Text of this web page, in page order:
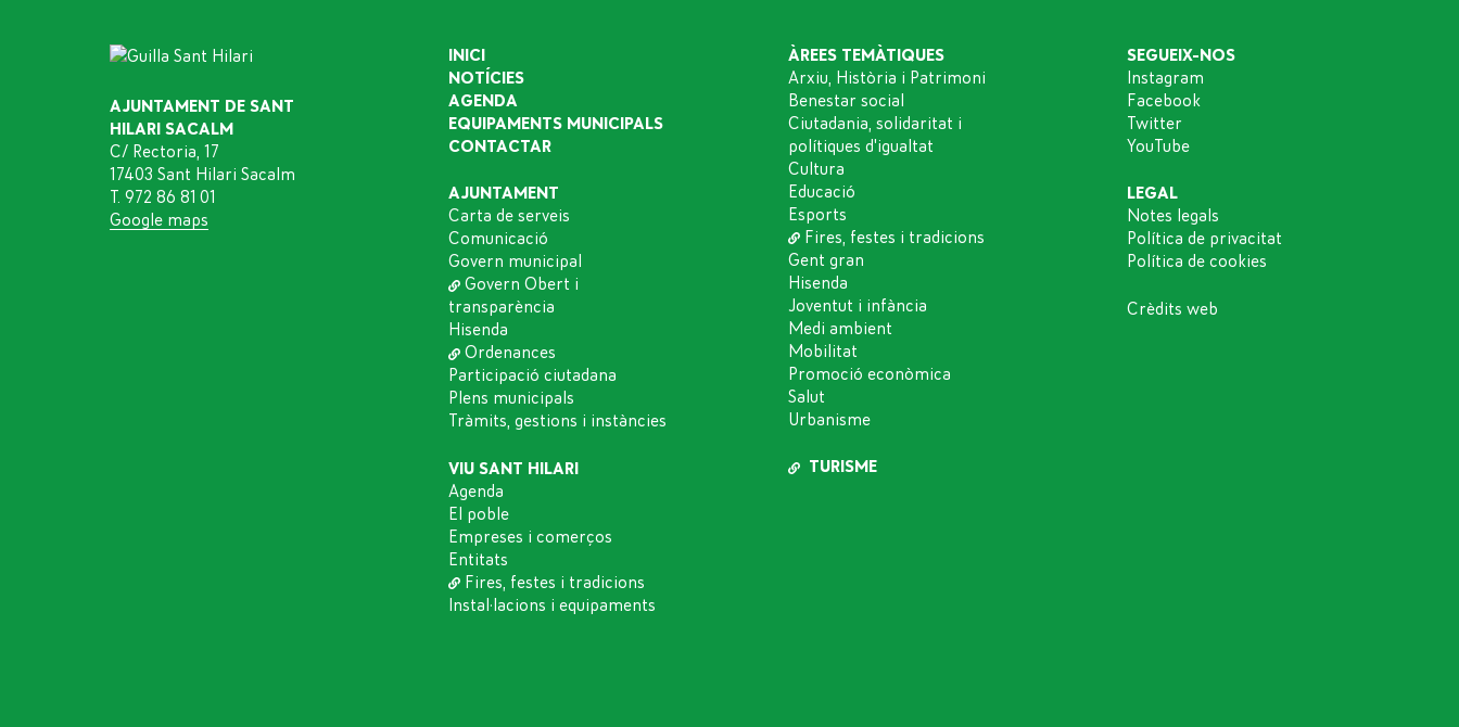
AJUNTAMENT DE SANT
HILARI SACALM
C/ Rectoria, 17
17403 Sant Hilari Sacalm
T. 972 86 81 01
Google maps
INICI
NOTÍCIES
AGENDA
EQUIPAMENTS MUNICIPALS
CONTACTAR
AJUNTAMENT
Carta de serveis
Comunicació
Govern municipal
Govern Obert i
transparència
Hisenda
Ordenances
Participació ciutadana
Plens municipals
Tràmits, gestions i instàncies
VIU SANT HILARI
Agenda
El poble
Empreses i comerços
Entitats
Fires, festes i tradicions
Instal·lacions i equipaments
ÀREES TEMÀTIQUES
Arxiu, Història i Patrimoni
Benestar social
Ciutadania, solidaritat i
polítiques d'igualtat
Cultura
Educació
Esports
Fires, festes i tradicions
Gent gran
Hisenda
Joventut i infància
Medi ambient
Mobilitat
Promoció econòmica
Salut
Urbanisme
TURISME
SEGUEIX-NOS
Instagram
Facebook
Twitter
YouTube
LEGAL
Notes legals
Política de privacitat
Política de cookies
Crèdits web